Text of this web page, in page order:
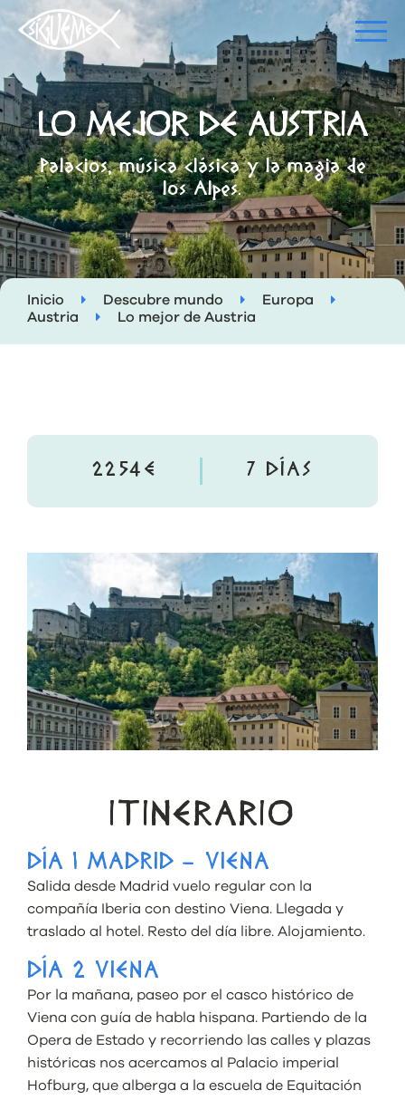
LO MEJOR DE AUSTRIA
Palacios, música clásica y la magia de
los Alpes.
Inicio Descubre mundo
Europa
Austria
Lo mejor de Austria
2254€ 7 DÍAS
ITINERARIO
DÍA 1 MADRID – VIENA
Salida desde Madrid vuelo regular con la
compañía Iberia con destino Viena. Llegada y
traslado al hotel. Resto del día libre. Alojamiento.
DÍA 2 VIENA
Por la mañana, paseo por el casco histórico de
Viena con guía de habla hispana. Partiendo de la
Opera de Estado y recorriendo las calles y plazas
históricas nos acercamos al Palacio imperial
Hofburg, que alberga a la escuela de Equitación